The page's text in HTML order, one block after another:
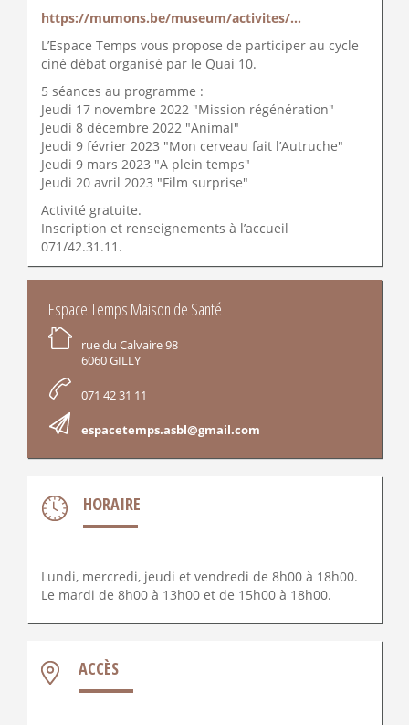
https://mumons.be/museum/activites/...
L’Espace Temps vous propose de participer au cycle
ciné débat organisé par le Quai 10.
5 séances au programme :
Jeudi 17 novembre 2022 "Mission régénération"
Jeudi 8 décembre 2022 "Animal"
Jeudi 9 février 2023 "Mon cerveau fait l’Autruche"
Jeudi 9 mars 2023 "A plein temps"
Jeudi 20 avril 2023 "Film surprise"
Activité gratuite.
Inscription et renseignements à l’accueil
071/42.31.11.
INFORMATIONS
Espace Temps Maison de Santé
rue du Calvaire 98
6060 GILLY
071 42 31 11
espacetemps.asbl@gmail.com
HORAIRE
Lundi, mercredi, jeudi et vendredi de 8h00 à 18h00.
Le mardi de 8h00 à 13h00 et de 15h00 à 18h00.
ACCÈS